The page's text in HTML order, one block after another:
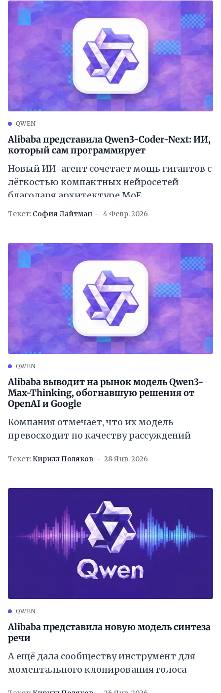
QWEN
Alibaba представила Qwen3-Coder-Next: ИИ,
который сам программирует
Новый ИИ-агент сочетает мощь гигантов с
лёгкостью компактных нейросетей
благодаря архитектуре MoE
Текст: София Лайтман 4 Февр. 2026
QWEN
Alibaba выводит на рынок модель Qwen3-
Max-Thinking, обогнавшую решения от
OpenAI и Google
Компания отмечает, что их модель
превосходит по качеству рассуждений
Текст: Кирилл Поляков 28 Янв. 2026
QWEN
Alibaba представила новую модель синтеза
речи
А ещё дала сообществу инструмент для
моментального клонирования голоса